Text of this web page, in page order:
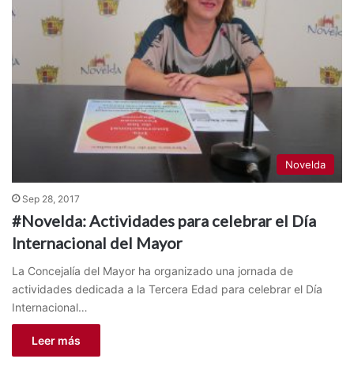
Novelda
Sep 28, 2017
#Novelda: Actividades para celebrar el Día
Internacional del Mayor
La Concejalía del Mayor ha organizado una jornada de
actividades dedicada a la Tercera Edad para celebrar el Día
Internacional…
Leer más